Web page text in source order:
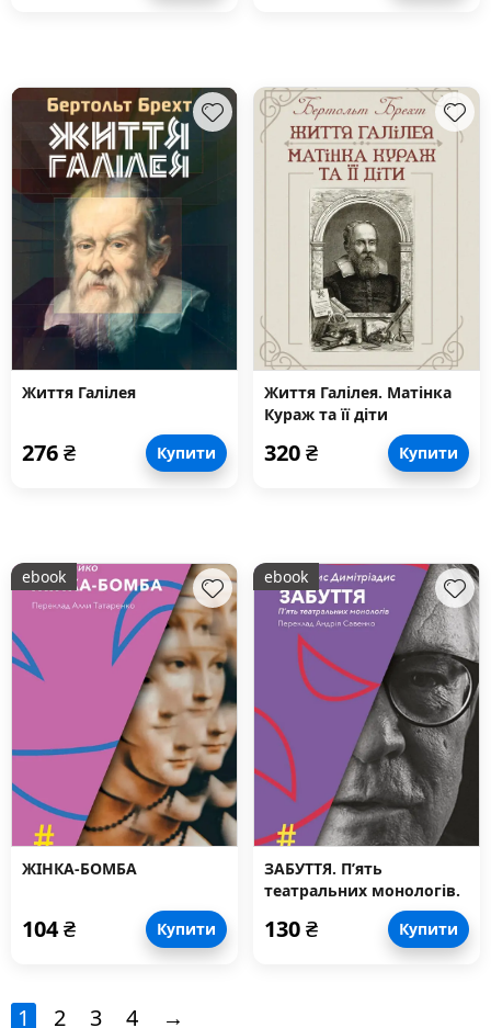
Життя Галілея
276₴ Купити
Життя Галілея. Матінка
Кураж та її діти
320₴ Купити
ebook
ЖІНКА-БОМБА
104₴ Купити
ebook
ЗАБУТТЯ. П’ять
театральних монологів.
130₴ Купити
1 2 3 4 →